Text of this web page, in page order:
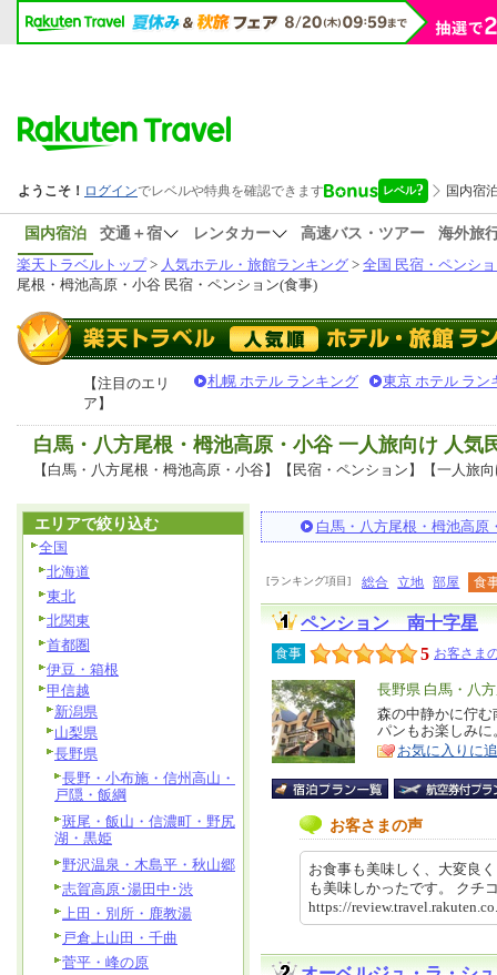
国内宿泊 交通＋宿 レンタカー 高速バス・ツアー
海外旅
楽天トラベルトップ> 人気ホテル・旅館ランキング > 全国 民宿・ペンシ
尾根・栂池高原・小谷 民宿・ペンション(食事)
【注目のエリ
ア】
札幌 ホテル ランキング 東京 ホテル ラン
白馬・八方尾根・栂池高原・小谷 一人旅向け 人気
【白馬・八方尾根・栂池高原・小谷】【民宿・ペンション】【一人旅
白馬・八方尾根・栂池高原
[ランキング項目] 総合 立地 部屋 食
ペンション 南十字星
食事 5 お客さま
エ
リ
ア
長野県 白馬・八
特
徴
森の中静かに佇
パンもお楽しみ
お気に入りに
お客さまの声
お食事も美味しく、大変良
も美味しかったです。 ク
https://
エリアで絞り込む
全国
北海道
東北
北関東
首都圏
伊豆・箱根
甲信越
新潟県
山梨県
長野県
長野・小布施・信州高山・
戸隠・飯綱
斑尾・飯山・信濃町・野尻
湖・黒姫
野沢温泉・木島平・秋山郷
志賀高原･湯田中･渋
上田・別所・鹿教湯
戸倉上山田・千曲
菅平・峰の原